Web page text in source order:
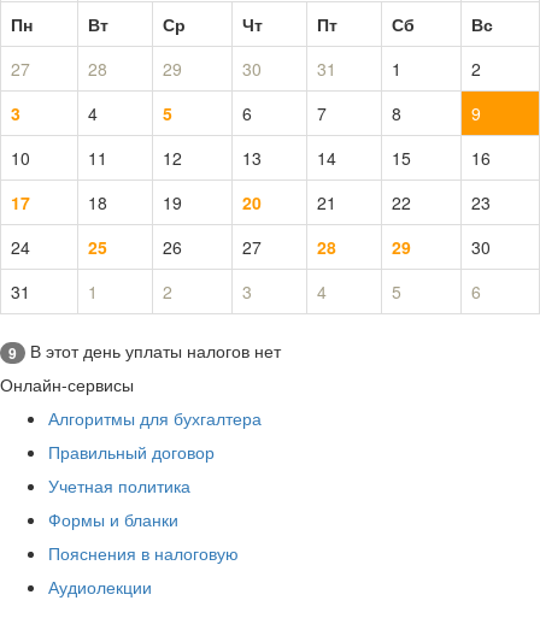
Пн
Вт Ср Чт Пт Сб
Вс
27
28 29 30 31 1
2
3
4 5 6 7 8
9
10
11 12 13 14 15
16
17
18 19 20 21 22
23
24
25 26 27 28 29
30
31
1 2 3 4 5 6
9
В этот день уплаты налогов нет
Онлайн-сервисы
Алгоритмы для бухгалтера
Правильный договор
Учетная политика
Формы и бланки
Пояснения в налоговую
Аудиолекции